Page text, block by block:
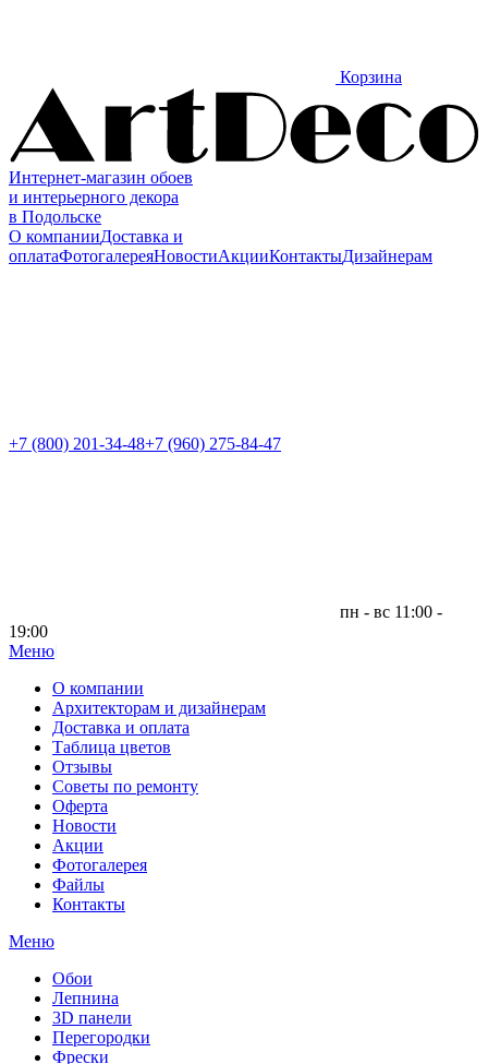
Корзина
Интернет-магазин обоев
и интерьерного декора
в Подольске
О компанииДоставка и
оплатаФотогалереяНовостиАкцииКонтактыДизайнерам
+7 (800) 201-34-48+7 (960) 275-84-47
пн - вс 11:00 -
19:00
Меню|
О компании
Архитекторам и дизайнерам
Доставка и оплата
Таблица цветов
Отзывы
Советы по ремонту
Оферта
Новости
Акции
Фотогалерея
Файлы
Контакты
Меню
Обои
Лепнина
3D панели
Перегородки
Фрески